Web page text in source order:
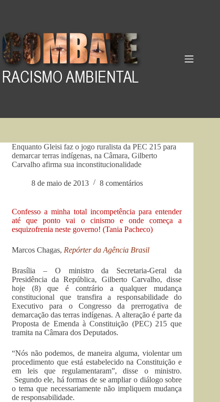
Enquanto Gleisi faz o jogo ruralista da PEC 215 para
demarcar terras indígenas, na Câmara, Gilberto
Carvalho afirma sua inconstitucionalidade
8 de maio de 2013 8 comentários
Confesso a minha total incompetência para entender
até que ponto vai o cinismo e onde começa a
esquizofrenia neste governo! (Tania Pacheco)
Marcos Chagas, Repórter da Agência Brasil
Brasília – O ministro da Secretaria-Geral da
Presidência da República, Gilberto Carvalho, disse
hoje (8) que é contrário a qualquer mudança
constitucional que transfira a responsabilidade do
Executivo para o Congresso da prerrogativa de
demarcação das terras indígenas. A alteração é parte da
Proposta de Emenda à Constituição (PEC) 215 que
tramita na Câmara dos Deputados.
“Nós não podemos, de maneira alguma, violentar um
procedimento que está estabelecido na Constituição e
em leis que regulamentaram”, disse o ministro.
Segundo ele, há formas de se ampliar o diálogo sobre
o tema que necessariamente não impliquem mudança
de responsabilidade.